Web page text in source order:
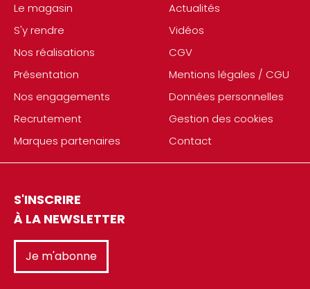
Le magasin
S'y rendre
Nos réalisations
Présentation
Nos engagements
Recrutement
Marques partenaires
Actualités
Vidéos
CGV
Mentions légales / CGU
Données personnelles
Gestion des cookies
Contact
S'INSCRIRE
À LA NEWSLETTER
Je m'abonne